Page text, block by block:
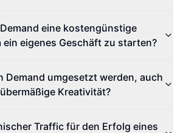
eine kostengünstige
eigenes Geschäft zu starten?
Demand umgesetzt werden, auch
Kreativität?
Traffic für den Erfolg eines